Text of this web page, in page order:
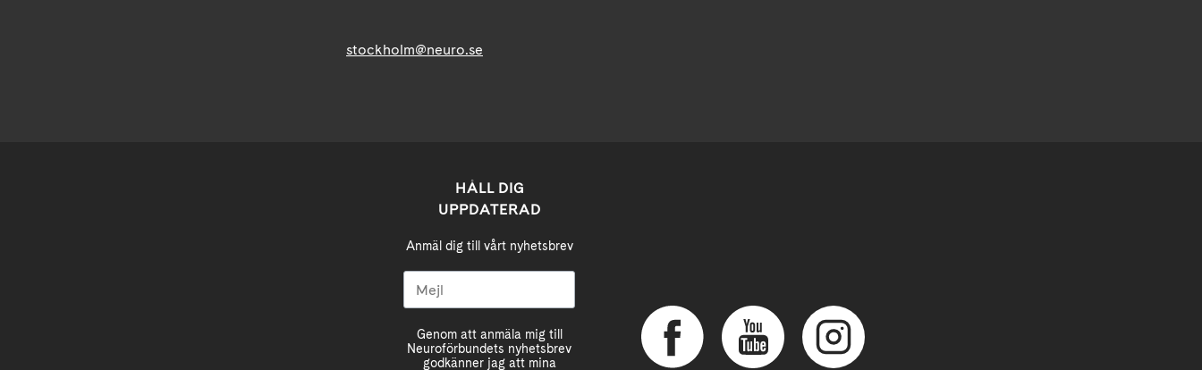
stockholm@neuro.se
HÅLL DIG
UPPDATERAD
Anmäl dig till vårt nyhetsbrev
Genom att anmäla mig till
Neuroförbundets nyhetsbrev
godkänner jag att mina